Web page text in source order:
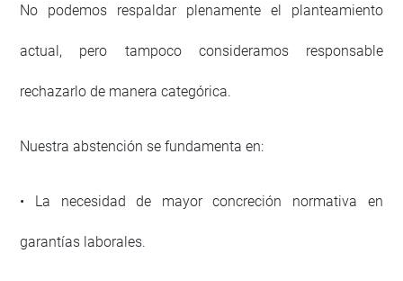
No podemos respaldar plenamente el planteamiento
actual, pero tampoco consideramos responsable
rechazarlo de manera categórica.
Nuestra abstención se fundamenta en:
• La necesidad de mayor concreción normativa en
garantías laborales.